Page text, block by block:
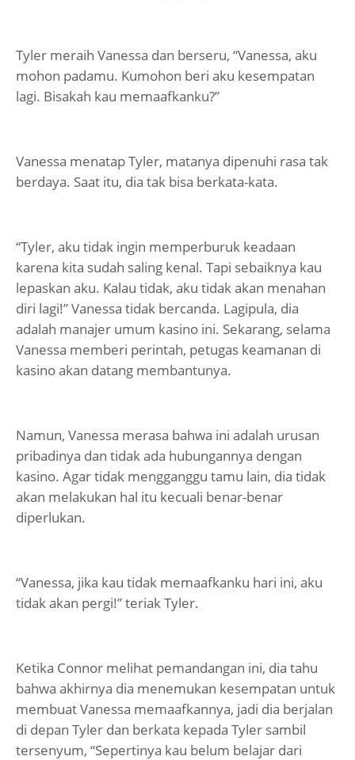
Tyler meraih Vanessa dan berseru, “Vanessa, aku
mohon padamu. Kumohon beri aku kesempatan
lagi. Bisakah kau memaafkanku?”
Vanessa menatap Tyler, matanya dipenuhi rasa tak
berdaya. Saat itu, dia tak bisa berkata-kata.
“Tyler, aku tidak ingin memperburuk keadaan
karena kita sudah saling kenal. Tapi sebaiknya kau
lepaskan aku. Kalau tidak, aku tidak akan menahan
diri lagi!” Vanessa tidak bercanda. Lagipula, dia
adalah manajer umum kasino ini. Sekarang, selama
Vanessa memberi perintah, petugas keamanan di
kasino akan datang membantunya.
Namun, Vanessa merasa bahwa ini adalah urusan
pribadinya dan tidak ada hubungannya dengan
kasino. Agar tidak mengganggu tamu lain, dia tidak
akan melakukan hal itu kecuali benar-benar
diperlukan.
“Vanessa, jika kau tidak memaafkanku hari ini, aku
tidak akan pergi!” teriak Tyler.
Ketika Connor melihat pemandangan ini, dia tahu
bahwa akhirnya dia menemukan kesempatan untuk
membuat Vanessa memaafkannya, jadi dia berjalan
di depan Tyler dan berkata kepada Tyler sambil
tersenyum, “Sepertinya kau belum belajar dari